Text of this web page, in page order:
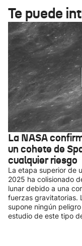
Te puede
La NASA
un cohete de
cualquier riesgo
La etapa superior de
2025 ha colisionado
lunar debido a una
fuerzas gravitatorias.
supone ningún
estudio de este tipo